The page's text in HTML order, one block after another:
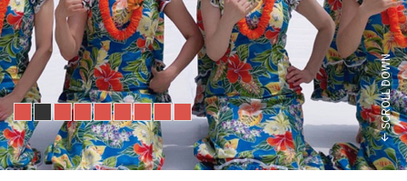
SCROLL DOWN